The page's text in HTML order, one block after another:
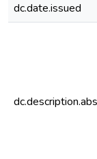
dc.date.issued